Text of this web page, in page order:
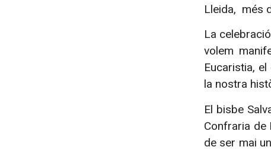
Lleida, més
La
volem
Eucaristia,
la nostra
El bisbe
Confraria de
de ser mai